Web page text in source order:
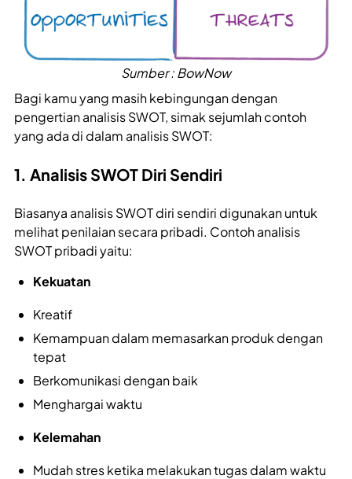
Sumber : BowNow
Bagi kamu yang masih kebingungan dengan
pengertian analisis SWOT, simak sejumlah contoh
yang ada di dalam analisis SWOT:
1. Analisis SWOT Diri Sendiri
Biasanya analisis SWOT diri sendiri digunakan untuk
melihat penilaian secara pribadi. Contoh analisis
SWOT pribadi yaitu:
Kekuatan
Kreatif
Kemampuan dalam memasarkan produk dengan
tepat
Berkomunikasi dengan baik
Menghargai waktu
Kelemahan
Mudah stres ketika melakukan tugas dalam waktu